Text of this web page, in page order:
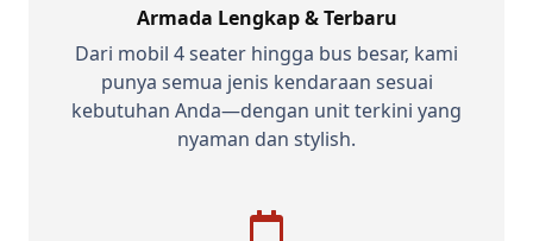
Armada Lengkap & Terbaru
Dari mobil 4 seater hingga bus besar, kami
punya semua jenis kendaraan sesuai
kebutuhan Anda—dengan unit terkini yang
nyaman dan stylish.